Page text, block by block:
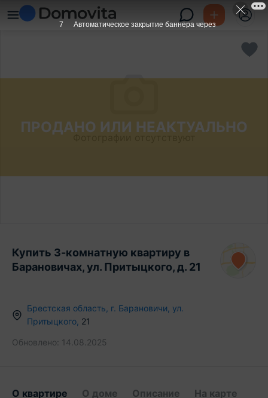
ПРОДАНО ИЛИ НЕАКТУАЛЬНО
Купить 3-комнатную квартиру в
Барановичах, ул. Притыцкого, д. 21
Брестская область г. Барановичи ул.
Притыцкого 21
Обновлено: 14.08.2025
О квартире О доме Описание На карте
6 Автоматическое закрытие баннера через